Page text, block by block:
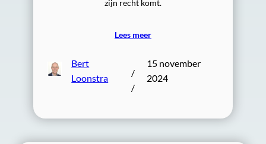
zijn recht komt.
Lees meer
Bert
Loonstra
/
/
15 november
2024